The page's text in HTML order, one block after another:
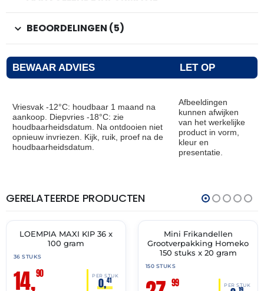
BEOORDELINGEN (5)
BEWAAR ADVIES LET OP
Vriesvak -12°C: houdbaar 1 maand na
aankoop. Diepvries -18°C: zie
houdbaarheidsdatum. Na ontdooien niet
opnieuw invriezen. Kijk, ruik, proef na de
houdbaarheidsdatum.
Afbeeldingen
kunnen afwijken
van het werkelijke
product in vorm,
kleur en
presentatie.
GERELATEERDE PRODUCTEN
🔥 OP=OP
THT:
19-
LOEMPIA MAXI KIP 36 x
100 gram
36 STUKS
14,90 PER STUK
0,41
✓ VAST ASSORTIMENT
Mini Frikandellen
Grootverpakking Homeko
150 stuks x 20 gram
150 STUKS
99 PER STUK